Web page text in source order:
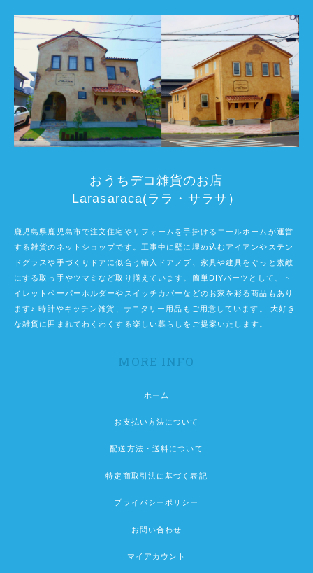
おうちデコ雑貨のお店
Larasaraca(ララ・サラサ）
鹿児島県鹿児島市で注文住宅やリフォームを手掛けるエールホームが運営
する雑貨のネットショップです。工事中に壁に埋め込むアイアンやステン
ドグラスや手づくりドアに似合う輸入ドアノブ、家具や建具をぐっと素敵
にする取っ手やツマミなど取り揃えています。簡単DIYパーツとして、ト
イレットペーパーホルダーやスイッチカバーなどのお家を彩る商品もあり
ます♪ 時計やキッチン雑貨、サニタリー用品もご用意しています。 大好き
な雑貨に囲まれてわくわくする楽しい暮らしをご提案いたします。
MORE INFO
ホーム
お支払い方法について
配送方法・送料について
特定商取引法に基づく表記
プライバシーポリシー
お問い合わせ
マイアカウント